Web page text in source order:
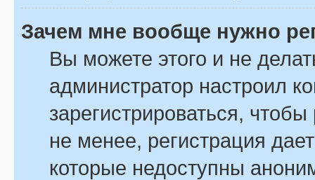
Зачем мне вообще нужно
Вы можете этого и не
администратор настроил
зарегистрироваться,
не менее, регистрация
которые недоступны